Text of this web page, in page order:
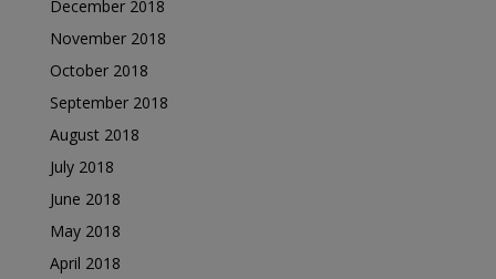
December 2018
November 2018
October 2018
September 2018
August 2018
July 2018
June 2018
May 2018
April 2018